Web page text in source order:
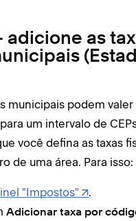
adicione as
municipais podem valer
um intervalo de
você defina as taxas
de uma área. Para isso:
"Impostos"
.
Adicionar taxa por